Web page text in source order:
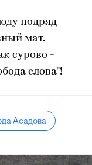
подряд
мат.
сурово -
слова"!
Асадова